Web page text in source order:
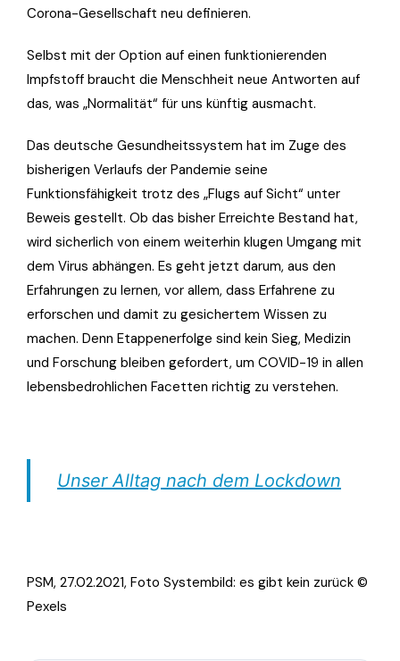
Corona-Gesellschaft neu definieren.
Selbst mit der Option auf einen funktionierenden
Impfstoff braucht die Menschheit neue Antworten auf
das, was „Normalität“ für uns künftig ausmacht.
Das deutsche Gesundheitssystem hat im Zuge des
bisherigen Verlaufs der Pandemie seine
Funktionsfähigkeit trotz des „Flugs auf Sicht“ unter
Beweis gestellt. Ob das bisher Erreichte Bestand hat,
wird sicherlich von einem weiterhin klugen Umgang mit
dem Virus abhängen. Es geht jetzt darum, aus den
Erfahrungen zu lernen, vor allem, dass Erfahrene zu
erforschen und damit zu gesichertem Wissen zu
machen. Denn Etappenerfolge sind kein Sieg, Medizin
und Forschung bleiben gefordert, um COVID-19 in allen
lebensbedrohlichen Facetten richtig zu verstehen.
Unser Alltag nach dem Lockdown
PSM, 27.02.2021, Foto Systembild: es gibt kein zurück ©
Pexels